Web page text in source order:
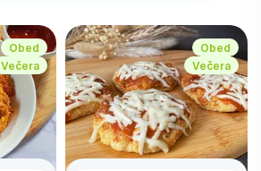
Obed
Večera
Obed
Večera